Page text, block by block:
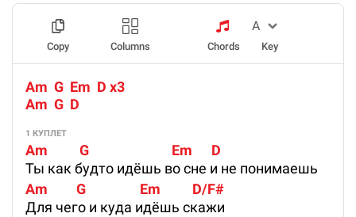
Copy Columns Chords Key
Am  G  Em  D x3
Am  G  D
1 КУПЛЕТ
Am          G                          Em      D
Ты как будто идёшь во сне и не понимаешь
Am         G                 Em          D/F#
Для чего и куда идёшь скажи